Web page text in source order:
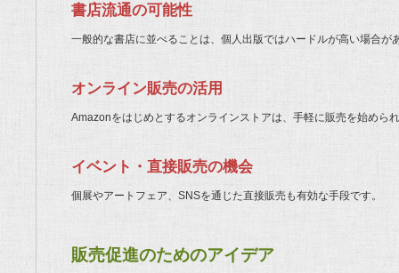
書店流通の可能性
一般的な書店に並べることは、個人出版ではハードルが高い場合が
オンライン販売の活用
Amazonをはじめとするオンラインストアは、手軽に販売を始めら
イベント・直接販売の機会
個展やアートフェア、SNSを通じた直接販売も有効な手段です。
販売促進のためのアイデア